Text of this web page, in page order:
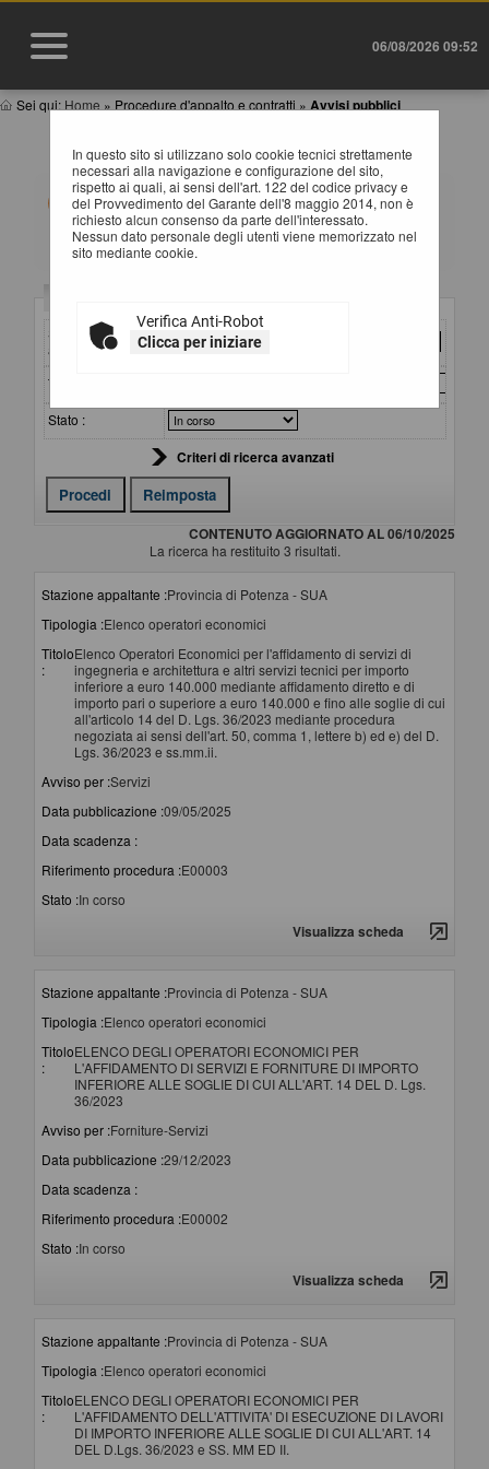
06/08/2026 09:52
Sei qui: Home » Procedure d'appalto e contratti » Avvisi pubblici
In questo sito si utilizzano solo cookie tecnici strettamente
necessari alla navigazione e configurazione del sito,
rispetto ai quali, ai sensi dell'art. 122 del codice privacy e
del Provvedimento del Garante dell'8 maggio 2014, non è
richiesto alcun consenso da parte dell'interessato.
Nessun dato personale degli utenti viene memorizzato nel
sito mediante cookie.
Verifica Anti-Robot
Clicca per iniziare
AVVISI DI GARA
All'interno di questa sezione è possibile consultare gli
avvisi secondo i tempi previsti dalla normativa dei
contratti.
I dati di dettaglio delle procedure pubbliche sono
consultabili selezionando il collegamento "Visualizza
Stazione
appaltante :
Titolo :
Stato :
Criteri di ricerca avanzati
CONTENUTO AGGIORNATO AL 06/10/2025
La ricerca ha restituito 3 risultati.
Stazione appaltante :Provincia di Potenza - SUA
Tipologia :Elenco operatori economici
Titolo
:
Elenco Operatori Economici per l'affidamento di servizi di
ingegneria e architettura e altri servizi tecnici per importo
inferiore a euro 140.000 mediante affidamento diretto e di
importo pari o superiore a euro 140.000 e fino alle soglie di cui
all'articolo 14 del D. Lgs. 36/2023 mediante procedura
negoziata ai sensi dell'art. 50, comma 1, lettere b) ed e) del D.
Lgs. 36/2023 e ss.mm.ii.
Avviso per :Servizi
Data pubblicazione :09/05/2025
Data scadenza :
Riferimento procedura :E00003
Stato :In corso
Visualizza scheda
Stazione appaltante :Provincia di Potenza - SUA
Tipologia :Elenco operatori economici
Titolo
:
ELENCO DEGLI OPERATORI ECONOMICI PER
L'AFFIDAMENTO DI SERVIZI E FORNITURE DI IMPORTO
INFERIORE ALLE SOGLIE DI CUI ALL'ART. 14 DEL D. Lgs.
36/2023
Avviso per :Forniture-Servizi
Data pubblicazione :29/12/2023
Data scadenza :
Riferimento procedura :E00002
Stato :In corso
Visualizza scheda
Stazione appaltante :Provincia di Potenza - SUA
Tipologia :Elenco operatori economici
Titolo
:
ELENCO DEGLI OPERATORI ECONOMICI PER
L'AFFIDAMENTO DELL'ATTIVITA' DI ESECUZIONE DI LAVORI
DI IMPORTO INFERIORE ALLE SOGLIE DI CUI ALL'ART. 14
DEL D.Lgs. 36/2023 e SS. MM ED II.